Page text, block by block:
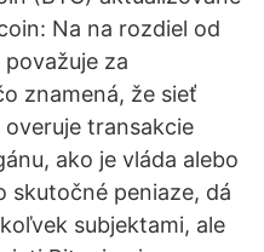
Na na rozdiel od
za
znamená, že sieť
transakcie
ako je vláda alebo
skutočné peniaze, dá
subjektami, ale